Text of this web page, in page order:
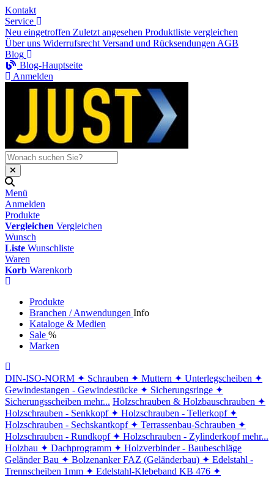
Kontakt
Service
Neu eingetroffen Zuletzt angesehen Produktliste vergleichen
Über uns Widerrufsrecht Versand und Rücksendungen AGB
Blog
Blog-Hauptseite
Anmelden
Menü
Anmelden
Produkte
Vergleichen Vergleichen
Wunsch
Liste Wunschliste
Waren
Korb Warenkorb
Produkte
Branchen / Anwendungen Info
Kataloge & Medien
Sale %
Marken
DIN-ISO-NORM ✦ Schrauben ✦ Muttern ✦ Unterlegscheiben ✦
Gewindestangen - Gewindestücke ✦ Sicherungsringe ✦
Sicherungsscheiben mehr... Holzschrauben & Holzbauschrauben ✦
Holzschrauben - Senkkopf ✦ Holzschrauben - Tellerkopf ✦
Holzschrauben - Sechskantkopf ✦ Terrassenbau-Schrauben ✦
Holzschrauben - Rundkopf ✦ Holzschrauben - Zylinderkopf mehr...
Holzbau ✦ Dachprogramm ✦ Holzverbinder - Baubeschläge
Geländer Bau ✦ Bolzenanker FAZ (Geländerbau) ✦ Edelstahl -
Trennscheiben 1mm ✦ Edelstahl-Klebeband KB 476 ✦